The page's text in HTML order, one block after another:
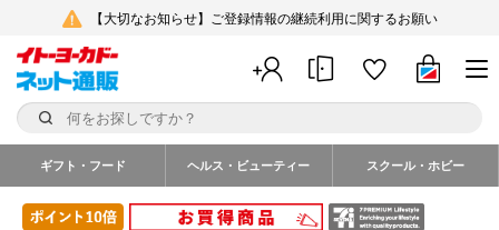
【大切なお知らせ】ご登録情報の継続利用に関するお願い
ギフト・フード ヘルス・ビューティー スクール・ホビー